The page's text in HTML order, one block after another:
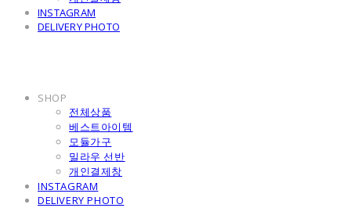
INSTAGRAM
DELIVERY PHOTO
SHOP
전체상품
베스트아이템
모듈가구
밀라우 선반
개인결제창
INSTAGRAM
DELIVERY PHOTO